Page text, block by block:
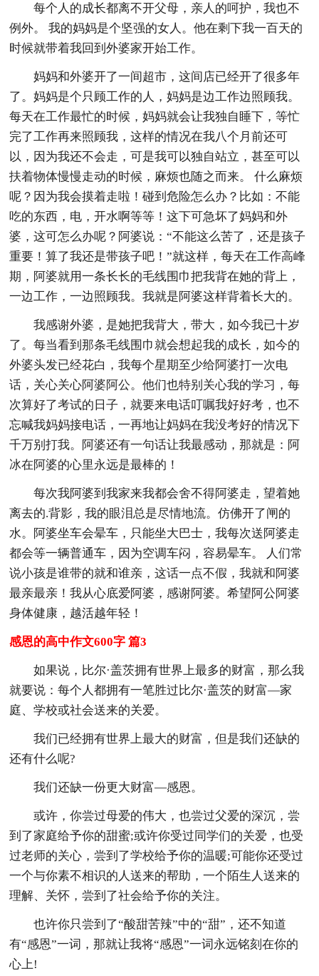
每个人的成长都离不开父母，亲人的呵护，我也不
例外。 我的妈妈是个坚强的女人。他在剩下我一百天的
时候就带着我回到外婆家开始工作。
妈妈和外婆开了一间超市，这间店已经开了很多年
了。妈妈是个只顾工作的人，妈妈是边工作边照顾我。
每天在工作最忙的时候，妈妈就会让我独自睡下，等忙
完了工作再来照顾我，这样的情况在我八个月前还可
以，因为我还不会走，可是我可以独自站立，甚至可以
扶着物体慢慢走动的时候，麻烦也随之而来。 什么麻烦
呢？因为我会摸着走啦！碰到危险怎么办？比如：不能
吃的东西，电，开水啊等等！这下可急坏了妈妈和外
婆，这可怎么办呢？阿婆说：“不能这么苦了，还是孩子
重要！算了我还是带孩子吧！”就这样，每天在工作高峰
期，阿婆就用一条长长的毛线围巾把我背在她的背上，
一边工作，一边照顾我。我就是阿婆这样背着长大的。
我感谢外婆，是她把我背大，带大，如今我已十岁
了。每当看到那条毛线围巾就会想起我的成长，如今的
外婆头发已经花白，我每个星期至少给阿婆打一次电
话，关心关心阿婆阿公。他们也特别关心我的学习，每
次算好了考试的日子，就要来电话叮嘱我好好考，也不
忘喊我妈妈接电话，一再地让妈妈在我没考好的情况下
千万别打我。阿婆还有一句话让我最感动，那就是：阿
冰在阿婆的心里永远是最棒的！
每次我阿婆到我家来我都会舍不得阿婆走，望着她
离去的.背影，我的眼泪总是尽情地流。仿佛开了闸的
水。阿婆坐车会晕车，只能坐大巴士，我每次送阿婆走
都会等一辆普通车，因为空调车闷，容易晕车。 人们常
说小孩是谁带的就和谁亲，这话一点不假，我就和阿婆
最亲最亲！我从心底爱阿婆，感谢阿婆。希望阿公阿婆
身体健康，越活越年轻！
感恩的高中作文600字 篇3
如果说，比尔·盖茨拥有世界上最多的财富，那么我
就要说：每个人都拥有一笔胜过比尔·盖茨的财富—家
庭、学校或社会送来的关爱。
我们已经拥有世界上最大的财富，但是我们还缺的
还有什么呢?
我们还缺一份更大财富—感恩。
或许，你尝过母爱的伟大，也尝过父爱的深沉，尝
到了家庭给予你的甜蜜;或许你受过同学们的关爱，也受
过老师的关心，尝到了学校给予你的温暖;可能你还受过
一个与你素不相识的人送来的帮助，一个陌生人送来的
理解、关怀，尝到了社会给予你的关注。
也许你只尝到了“酸甜苦辣”中的“甜”，还不知道
有“感恩”一词，那就让我将“感恩”一词永远铭刻在你的
心上!